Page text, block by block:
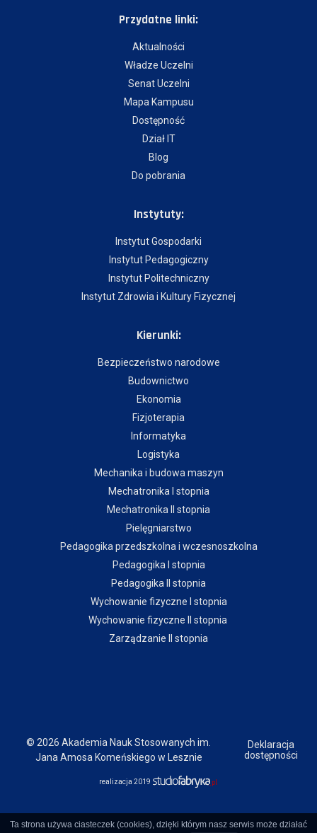
Przydatne linki:
Aktualności
Władze Uczelni
Senat Uczelni
Mapa Kampusu
Dostępność
Dział IT
Blog
Do pobrania
Instytuty:
Instytut Gospodarki
Instytut Pedagogiczny
Instytut Politechniczny
Instytut Zdrowia i Kultury Fizycznej
Kierunki:
Bezpieczeństwo narodowe
Budownictwo
Ekonomia
Fizjoterapia
Informatyka
Logistyka
Mechanika i budowa maszyn
Mechatronika I stopnia
Mechatronika II stopnia
Pielęgniarstwo
Pedagogika przedszkolna i wczesnoszkolna
Pedagogika I stopnia
Pedagogika II stopnia
Wychowanie fizyczne I stopnia
Wychowanie fizyczne II stopnia
Zarządzanie II stopnia
© 2026 Akademia Nauk Stosowanych im.
Jana Amosa Komeńskiego w Lesznie
Deklaracja
dostępności
realizacja 2019
Ta strona używa ciasteczek (cookies), dzięki którym nasz serwis może działać